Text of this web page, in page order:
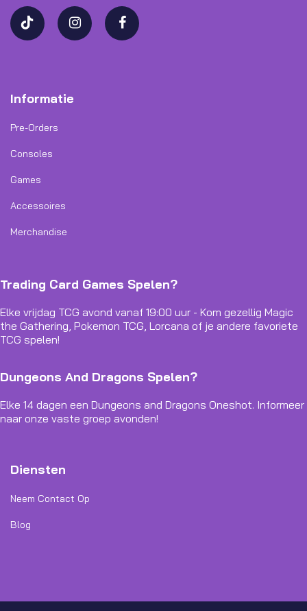
Informatie
Pre-Orders
Consoles
Games
Accessoires
Merchandise
Trading Card Games Spelen?
Elke vrijdag TCG avond vanaf 19:00 uur - Kom gezellig Magic
the Gathering, Pokemon TCG, Lorcana of je andere favoriete
TCG spelen!
Dungeons And Dragons Spelen?
Elke 14 dagen een Dungeons and Dragons Oneshot. Informeer
naar onze vaste groep avonden!
Diensten
Neem Contact Op
Blog